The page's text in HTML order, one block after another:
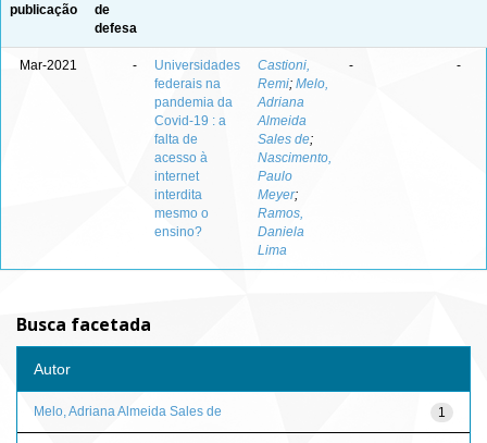
publicação
de
defesa
Mar-2021 -
Universidades
federais na
pandemia da
Covid-19 : a
falta de
acesso à
internet
interdita
mesmo o
ensino?
Castioni,
Remi; Melo,
Adriana
Almeida
Sales de;
Nascimento,
Paulo
Meyer;
Ramos,
Daniela
Lima
- -
Busca facetada
Autor
1
Melo, Adriana Almeida Sales de